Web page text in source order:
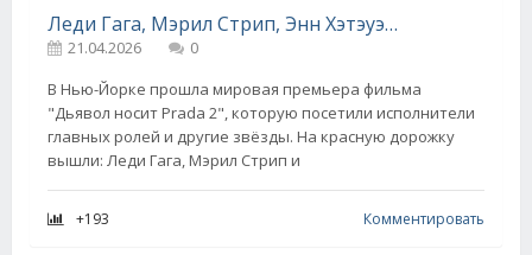
Леди Гага, Мэрил Стрип, Энн Хэтэуэй, Эмили Блант и Анна Винтур посетили премьеру фильма "Дьявол носит Prada 2"
21.04.2026
0
В Нью-Йорке прошла мировая премьера фильма
"Дьявол носит Prada 2", которую посетили исполнители
главных ролей и другие звёзды. На красную дорожку
вышли: Леди Гага, Мэрил Стрип и
+193 Комментировать